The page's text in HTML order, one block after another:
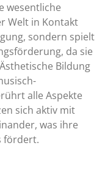
wesentliche
Welt in Kontakt
sondern spielt
da sie
Bildung
alle Aspekte
sich aktiv mit
was ihre
fördert.